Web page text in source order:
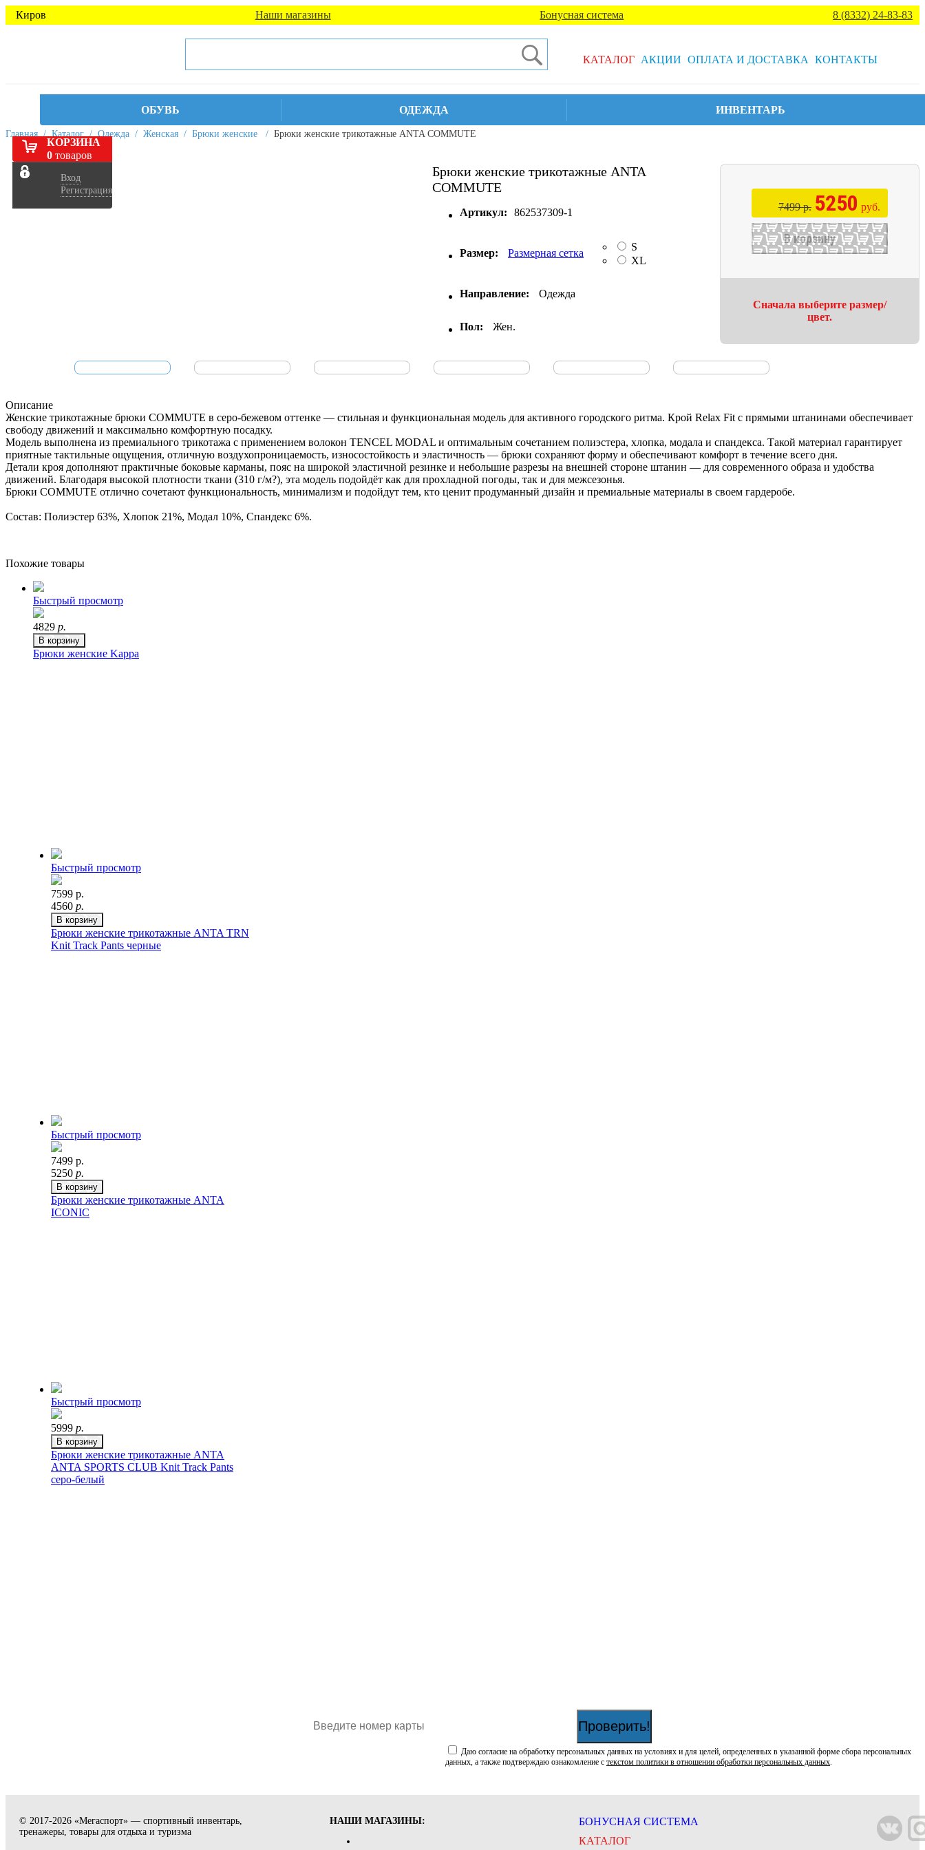
Киров Наши магазины Бонусная система 8 (8332) 24-83-83
КАТАЛОГ АКЦИИ ОПЛАТА И ДОСТАВКА КОНТАКТЫ
ОБУВЬ ОДЕЖДА ИНВЕНТАРЬ
КОРЗИНА
0 товаров
Вход
Регистрация
Главная/Каталог/Одежда / Женская / Брюки женские / Брюки женские трикотажные ANTA COMMUTE
Брюки женские трикотажные ANTA
COMMUTE
Артикул: 862537309-1
Размер: Размерная сетка
S
XL
Направление: Одежда
Пол: Жен.
7499 р. 5250 руб.
В корзину
Сначала выберите размер/
цвет.
Описание
Женские трикотажные брюки COMMUTE в серо-бежевом оттенке — стильная и функциональная модель для активного городского ритма. Крой Relax Fit с прямыми штанинами обеспечивает
свободу движений и максимально комфортную посадку.
Модель выполнена из премиального трикотажа с применением волокон TENCEL MODAL и оптимальным сочетанием полиэстера, хлопка, модала и спандекса. Такой материал гарантирует
приятные тактильные ощущения, отличную воздухопроницаемость, износостойкость и эластичность — брюки сохраняют форму и обеспечивают комфорт в течение всего дня.
Детали кроя дополняют практичные боковые карманы, пояс на широкой эластичной резинке и небольшие разрезы на внешней стороне штанин — для современного образа и удобства
движений. Благодаря высокой плотности ткани (310 г/м?), эта модель подойдёт как для прохладной погоды, так и для межсезонья.
Брюки COMMUTE отлично сочетают функциональность, минимализм и подойдут тем, кто ценит продуманный дизайн и премиальные материалы в своем гардеробе.
Состав: Полиэстер 63%, Хлопок 21%, Модал 10%, Спандекс 6%.
Похожие товары
Быстрый просмотр
4829 р.
В корзину
Брюки женские Kappa
Быстрый просмотр
7599 р.
4560 р.
В корзину
Брюки женские трикотажные ANTA TRN
Knit Track Pants черные
Быстрый просмотр
7499 р.
5250 р.
В корзину
Брюки женские трикотажные ANTA
ICONIC
Быстрый просмотр
5999 р.
В корзину
Брюки женские трикотажные ANTA
ANTA SPORTS CLUB Knit Track Pants
серо-белый
Проверить!
Даю согласие на обработку персональных данных на условиях и для целей, определенных в указанной форме сбора персональных
данных, а также подтверждаю ознакомление с текстом политики в отношении обработки персональных данных.
© 2017-2026 «Мегаспорт» — спортивный инвентарь,
тренажеры, товары для отдыха и туризма
НАШИ МАГАЗИНЫ:
БОНУСНАЯ СИСТЕМА
КАТАЛОГ